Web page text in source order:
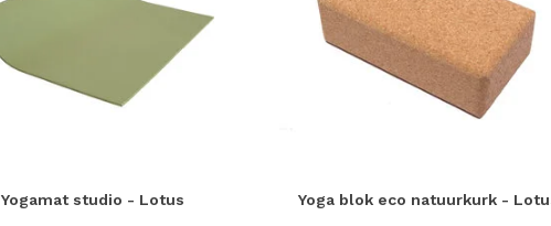
Yogamat studio - Lotus Yoga blok eco natuurkurk -